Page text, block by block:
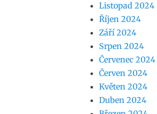
Listopad 2024
Říjen 2024
Září 2024
Srpen 2024
Červenec 2024
Červen 2024
Květen 2024
Duben 2024